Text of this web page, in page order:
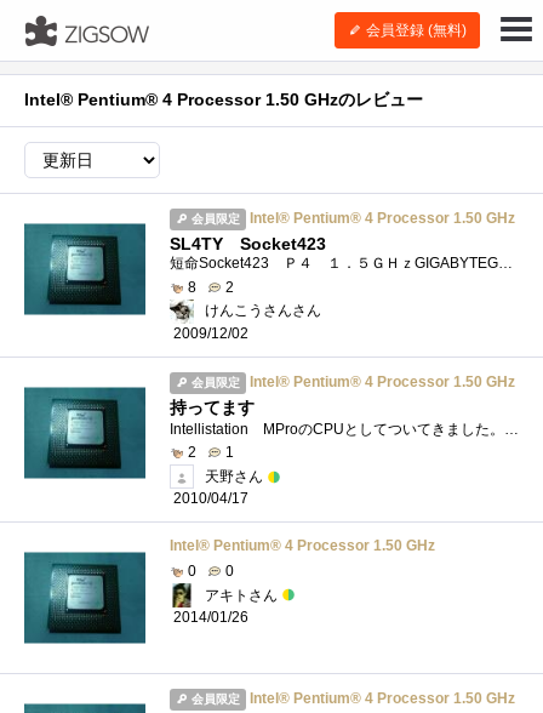
会員登録 (無料)
Intel® Pentium® 4 Processor 1.50 GHzのレビュー
会員限定 Intel® Pentium® 4 Processor 1.50 GHz
SL4TY Socket423
短命Socket423 Ｐ４ １．５ＧＨｚGIGABYTEGA-8TXで使用していました。最近Socket423の２ＧＨｚをジャンクをＧｅｔしたので引退
8
2
けんこうさんさん
2009/12/02
会員限定 Intel® Pentium® 4 Processor 1.50 GHz
持ってます
2
1
天野さん
2010/04/17
Intel® Pentium® 4 Processor 1.50 GHz
0
0
アキトさん
2014/01/26
会員限定 Intel® Pentium® 4 Processor 1.50 GHz